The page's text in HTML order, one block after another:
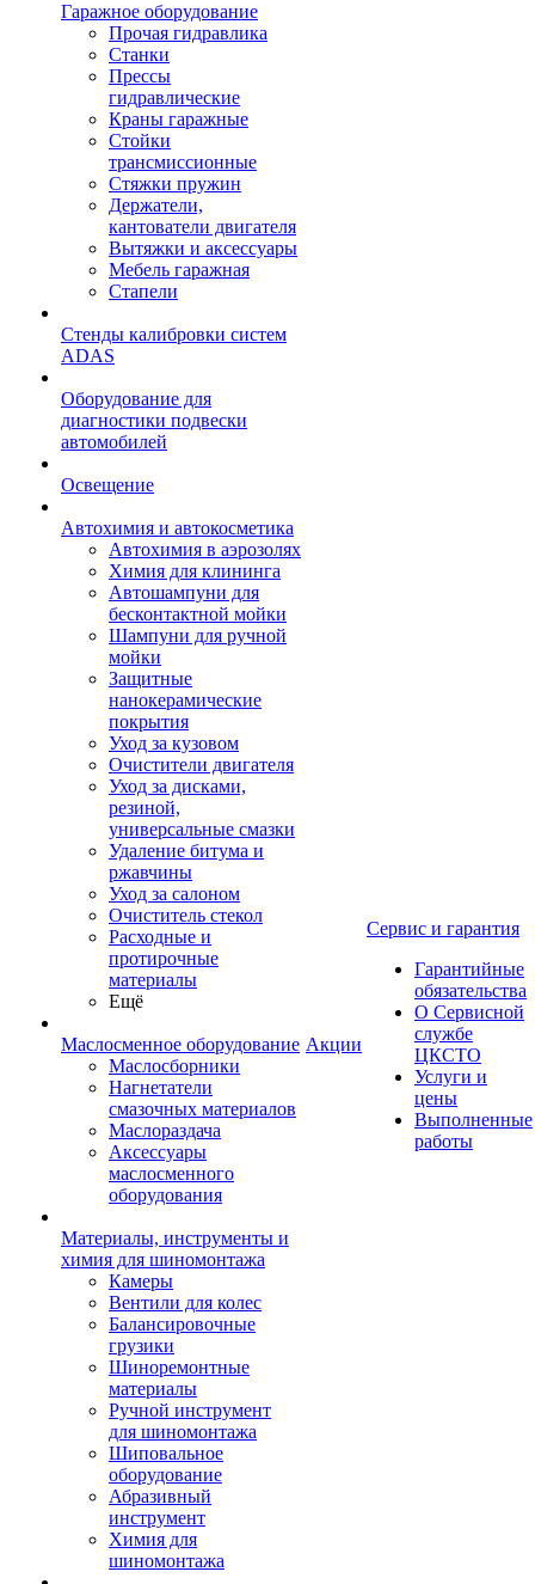
Гаражное оборудование
Прочая гидравлика
Станки
Прессы
гидравлические
Краны гаражные
Стойки
трансмиссионные
Стяжки пружин
Держатели,
кантователи двигателя
Вытяжки и аксессуары
Мебель гаражная
Стапели
Стенды калибровки систем
ADAS
Оборудование для
диагностики подвески
автомобилей
Освещение
Автохимия и автокосметика
Автохимия в аэрозолях
Химия для клининга
Автошампуни для
бесконтактной мойки
Шампуни для ручной
мойки
Защитные
нанокерамические
покрытия
Уход за кузовом
Очистители двигателя
Уход за дисками,
резиной,
универсальные смазки
Удаление битума и
ржавчины
Уход за салоном
Очиститель стекол
Расходные и
протирочные
материалы
Ещё
Маслосменное оборудование
Маслосборники
Нагнетатели
смазочных материалов
Маслораздача
Аксессуары
маслосменного
оборудования
Материалы, инструменты и
химия для шиномонтажа
Камеры
Вентили для колес
Балансировочные
грузики
Шиноремонтные
материалы
Ручной инструмент
для шиномонтажа
Шиповальное
оборудование
Абразивный
инструмент
Химия для
шиномонтажа
Акции
Сервис и гарантия
Гарантийные
обязательства
О Сервисной
службе
ЦКСТО
Услуги и
цены
Выполненные
работы